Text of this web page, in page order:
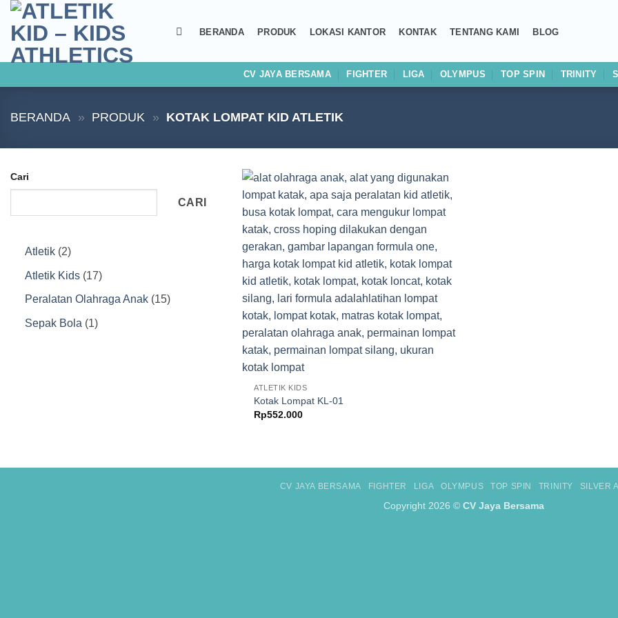
Skip
content
BERANDA PRODUK LOKASI KANTOR KONTAK TENTANG KAMI BLOG
CV JAYA BERSAMA FIGHTER LIGA OLYMPUS TOP SPIN TRINITY
BERANDA » PRODUK » KOTAK LOMPAT KID ATLETIK
Cari
CARI
Atletik 22
Atletik Kids 1717
Produk
Peralatan Olahraga Anak 1515
Sepak Bola 11
Add to
wishlist
ATLETIK KIDS
Kotak Lompat KL-01
Rp552.000
CV JAYA BERSAMA FIGHTER LIGA OLYMPUS TOP SPIN TRINITY SILVER
Copyright 2026 © CV Jaya Bersama